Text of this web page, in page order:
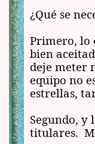
¿Qué se
Primero, lo
bien
deje meter
equipo no
estrellas,
Segundo, y
titulares.